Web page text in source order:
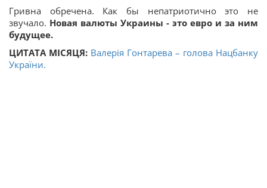
Гривна обречена. Как бы непатриотично это не
звучало. Новая валюты Украины - это евро и за ним
будущее.
ЦИТАТА МІСЯЦЯ: Валерія Гонтарева – голова Нацбанку
України.